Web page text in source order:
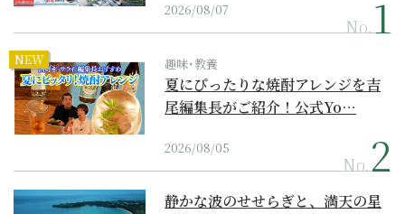
2026/08/07
No.
NEW 趣味･教養
夏にぴったりな焼酎アレンジを吉
尾編集長がご紹介！公式Yo…
2026/08/05
No.
静かな波のせせらぎと、満天の星